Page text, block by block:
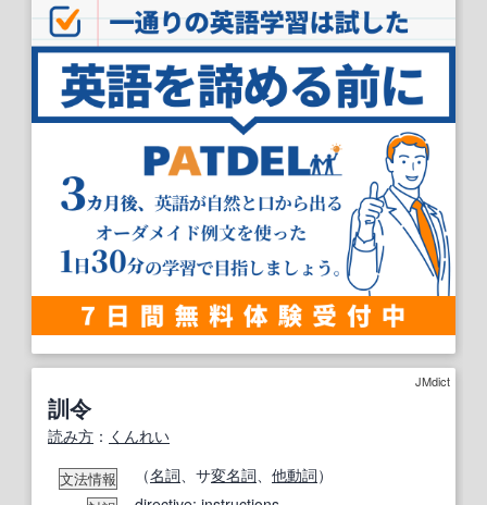
JMdict
訓令
読み方 ： くんれい
文法情報 （名詞 、サ変名詞 他動詞）